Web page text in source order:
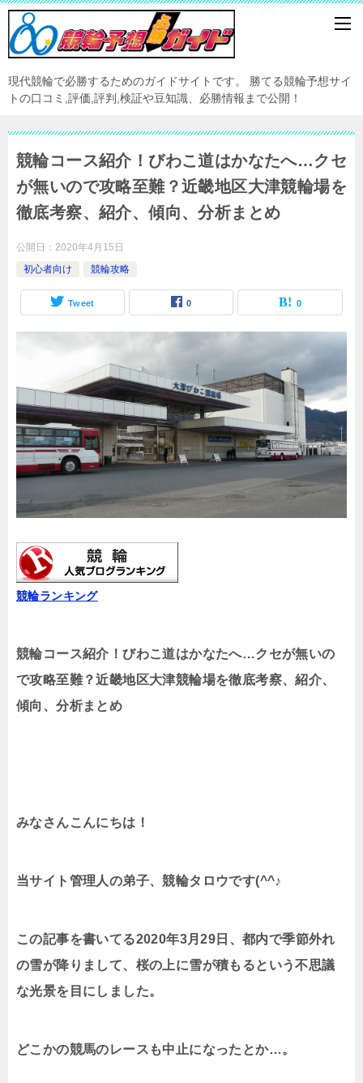
現代競輪で必勝するためのガイドサイトです。 勝てる競輪予想サイ
トの口コミ,評価,評判,検証や豆知識、必勝情報まで公開！
競輪コース紹介！びわこ道はかなたへ…クセ
が無いので攻略至難？近畿地区大津競輪場を
徹底考察、紹介、傾向、分析まとめ
公開日： 2020年4月15日
初心者向け
競輪攻略
Tweet 0 0
競輪ランキング
競輪コース紹介！びわこ道はかなたへ…クセが無いの
で攻略至難？近畿地区大津競輪場を徹底考察、紹介、
傾向、分析まとめ
みなさんこんにちは！
当サイト管理人の弟子、競輪タロウです(^^♪
この記事を書いてる2020年3月29日、都内で季節外れ
の雪が降りまして、桜の上に雪が積もるという不思議
な光景を目にしました。
どこかの競馬のレースも中止になったとか…。